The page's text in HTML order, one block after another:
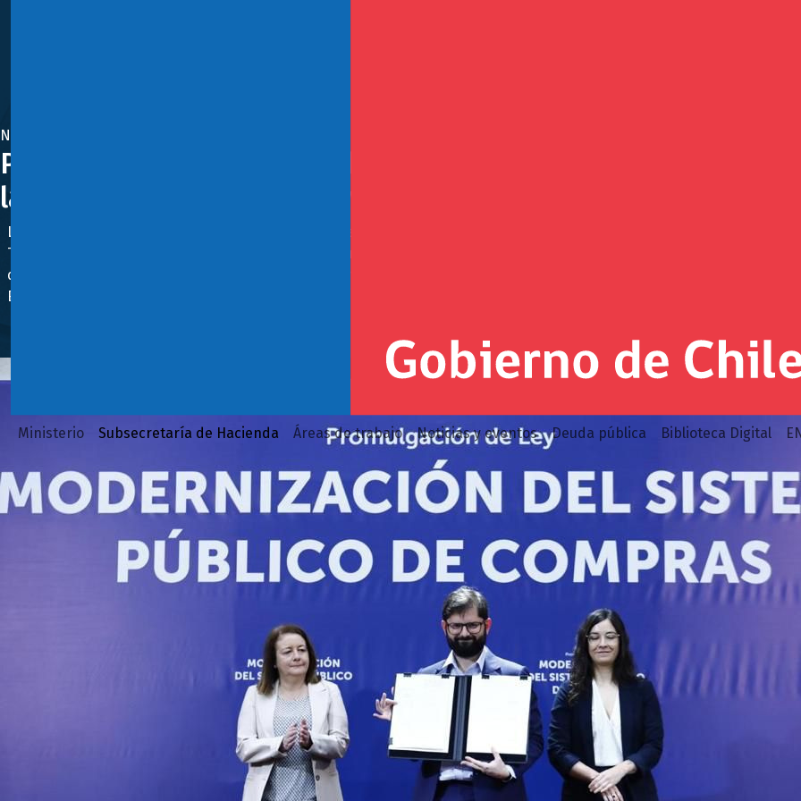
Ministerio Subsecretaría de Hacienda Áreas de trabajo Noticias y eventos Deuda pública Biblioteca Digital
Noviembre 28, 2023
Presidente Boric promulgó ley que moderniza las compras
la transparencia, a las Mipymes e impulsará la innovación
La Ley N° 21.634 entrará en vigencia un año después de publicada en el Diario Oficial, salvo el capítulo sobre
Tras 20 años de vigencia, la regulación de las compras públicas enfrentará una transformación estructural con
del gasto público, la ampliación en 35% de la cobertura del sistema de compras públicas y un incremento en 20%
Empresas de Menor Tamaño.